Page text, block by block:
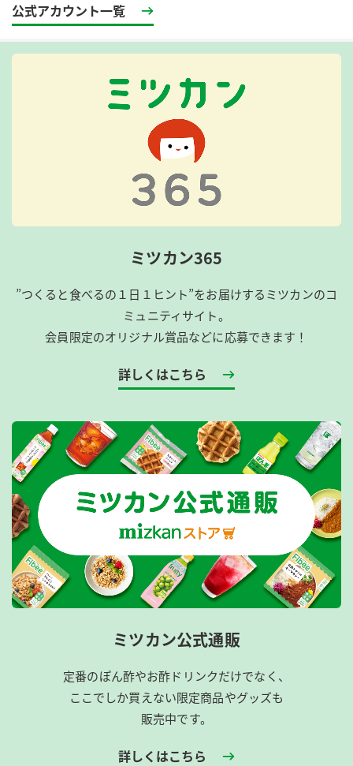
公式アカウント一覧
ミツカン365
”つくると食べるの１日１ヒント”をお届けするミツカンのコ
ミュニティサイト。
会員限定のオリジナル賞品などに応募できます！
詳しくはこちら
ミツカン公式通販
定番のぽん酢やお酢ドリンクだけでなく、
ここでしか買えない限定商品やグッズも
販売中です。
詳しくはこちら